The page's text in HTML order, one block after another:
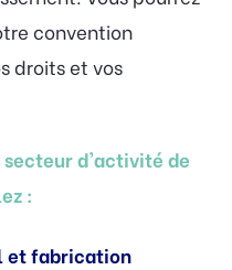
convention
droits et vos
secteur d'activité de
:
et fabrication